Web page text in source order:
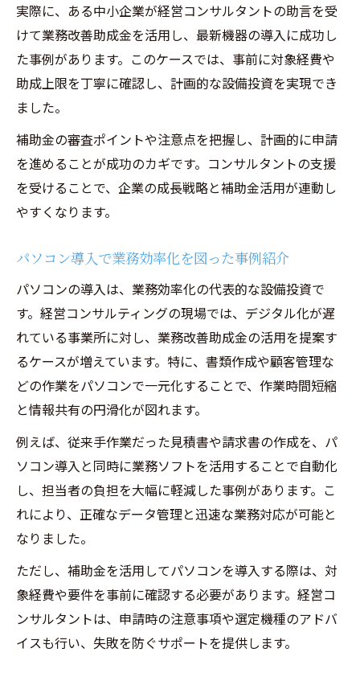
実際に、ある中小企業が経営コンサルタントの助言を受
けて業務改善助成金を活用し、最新機器の導入に成功し
た事例があります。このケースでは、事前に対象経費や
助成上限を丁寧に確認し、計画的な設備投資を実現でき
ました。
補助金の審査ポイントや注意点を把握し、計画的に申請
を進めることが成功のカギです。コンサルタントの支援
を受けることで、企業の成長戦略と補助金活用が連動し
やすくなります。
パソコン導入で業務効率化を図った事例紹介
パソコンの導入は、業務効率化の代表的な設備投資で
す。経営コンサルティングの現場では、デジタル化が遅
れている事業所に対し、業務改善助成金の活用を提案す
るケースが増えています。特に、書類作成や顧客管理な
どの作業をパソコンで一元化することで、作業時間短縮
と情報共有の円滑化が図れます。
例えば、従来手作業だった見積書や請求書の作成を、パ
ソコン導入と同時に業務ソフトを活用することで自動化
し、担当者の負担を大幅に軽減した事例があります。こ
れにより、正確なデータ管理と迅速な業務対応が可能と
なりました。
ただし、補助金を活用してパソコンを導入する際は、対
象経費や要件を事前に確認する必要があります。経営コ
ンサルタントは、申請時の注意事項や選定機種のアドバ
イスも行い、失敗を防ぐサポートを提供します。